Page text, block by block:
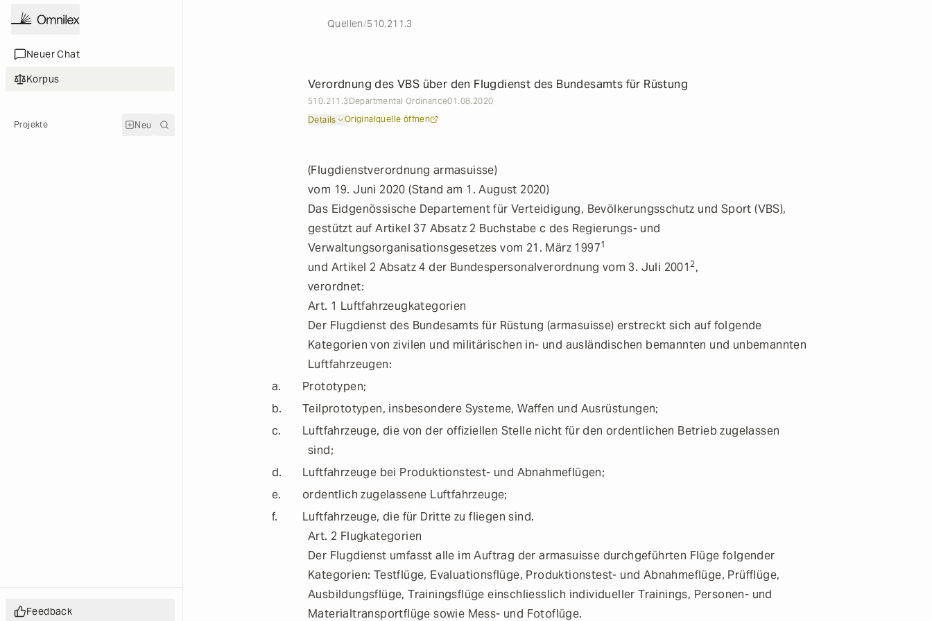
Neuer Chat
Neuer Chat
Korpus
Korpus
Projekte Neu
Feedback
Feedback
Quellen/510.211.3
Verordnung des VBS über den Flugdienst des Bundesamts für Rüstung
510.211.3 Departmental Ordinance01.08.2020
Details
Originalquelle öffnen
(Flugdienstverordnung armasuisse)
vom 19. Juni 2020 (Stand am 1. August 2020)
Das Eidgenössische Departement für Verteidigung, Bevölkerungsschutz und Sport (VBS),
gestützt auf Artikel 37 Absatz 2 Buchstabe c des Regierungs- und
Verwaltungsorganisationsgesetzes vom 21. März 19971
und Artikel 2 Absatz 4 der Bundespersonalverordnung vom 3. Juli 20012,
verordnet:
Art. 1 Luftfahrzeugkategorien
Der Flugdienst des Bundesamts für Rüstung (armasuisse) erstreckt sich auf folgende
Kategorien von zivilen und militärischen in- und ausländischen bemannten und unbemannten
Luftfahrzeugen:
Prototypen;
Teilprototypen, insbesondere Systeme, Waffen und Ausrüstungen;
Luftfahrzeuge, die von der offiziellen Stelle nicht für den ordentlichen Betrieb zugelassen
sind;
Luftfahrzeuge bei Produktionstest- und Abnahmeflügen;
ordentlich zugelassene Luftfahrzeuge;
Luftfahrzeuge, die für Dritte zu fliegen sind.
Art. 2 Flugkategorien
Der Flugdienst umfasst alle im Auftrag der armasuisse durchgeführten Flüge folgender
Kategorien: Testflüge, Evaluationsflüge, Produktionstest- und Abnahmeflüge, Prüfflüge,
Ausbildungsflüge, Trainingsflüge einschliesslich individueller Trainings, Personen- und
Materialtransportflüge sowie Mess- und Fotoflüge.